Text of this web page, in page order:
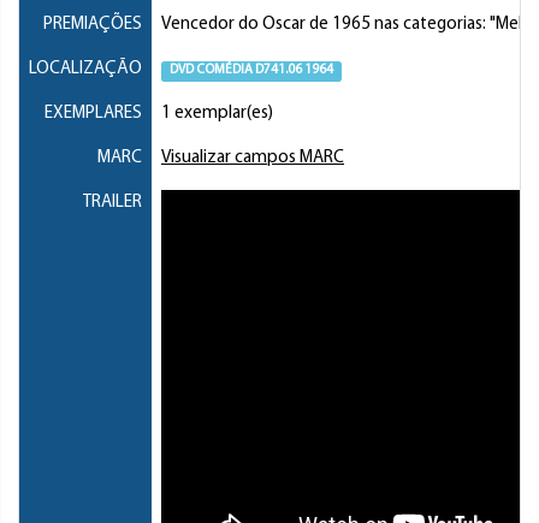
PREMIAÇÕES Vencedor do Oscar de 1965 nas categorias:
LOCALIZAÇÃO DVD COMÉDIA D741.06 1964
EXEMPLARES 1 exemplar(es)
MARC Visualizar campos MARC
TRAILER